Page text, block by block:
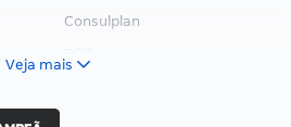
Consulplan
Veja mais